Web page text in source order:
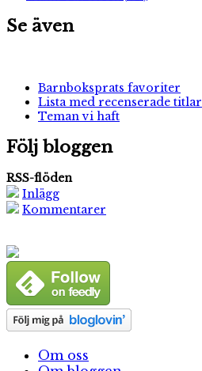
Se även
Barnboksprats favoriter
Lista med recenserade titlar
Teman vi haft
Följ bloggen
RSS-flöden
Inlägg
Kommentarer
Om oss